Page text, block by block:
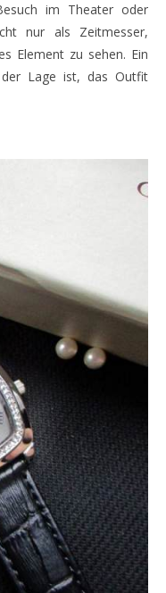
im Theater oder
nur als Zeitmesser,
Element zu sehen. Ein
der Lage ist, das Outfit